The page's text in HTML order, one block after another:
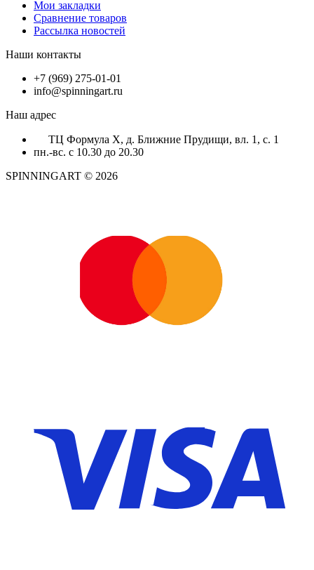
Мои закладки
Сравнение товаров
Рассылка новостей
Наши контакты
+7 (969) 275-01-01
info@spinningart.ru
Наш адрес
ТЦ Формула X, д. Ближние Прудищи, вл. 1, с. 1
пн.-вс. с 10.30 до 20.30
SPINNINGART © 2026